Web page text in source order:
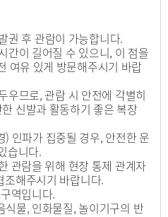
권 후 관람이 가능합니다.
간이 길어질 수 있으니, 이 점을
여유 있게 방문해주시기 바랍
우므로, 관람 시 안전에 각별히
신발과 활동하기 좋은 복장
인파가 집중될 경우, 안전한 운
습니다.
관람을 위해 현장 통제 관계자
조해주시기 바랍니다.
역입니다.
물, 인화물질, 놀이기구의 반